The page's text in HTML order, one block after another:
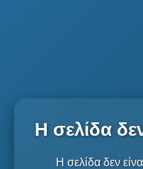
Η σελίδα
Η σελίδα δεν